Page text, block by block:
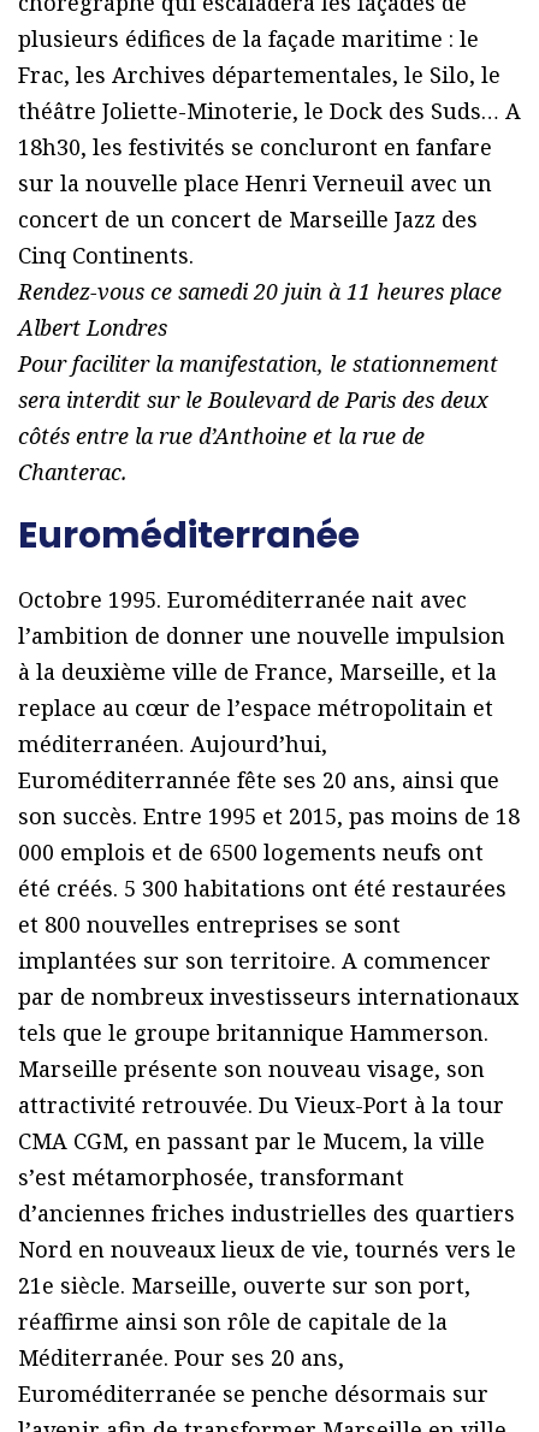
plusieurs édifices de la façade maritime : le
Frac, les Archives départementales, le Silo, le
théâtre Joliette-Minoterie, le Dock des Suds… A
18h30, les festivités se concluront en fanfare
sur la nouvelle place Henri Verneuil avec un
concert de un concert de Marseille Jazz des
Cinq Continents.
Rendez-vous ce samedi 20 juin à 11 heures place
Albert Londres
Pour faciliter la manifestation, le stationnement
sera interdit sur le Boulevard de Paris des deux
côtés entre la rue d’Anthoine et la rue de
Chanterac.
Euroméditerranée
Octobre 1995. Euroméditerranée nait avec
lʼambition de donner une nouvelle impulsion
à la deuxième ville de France, Marseille, et la
replace au cœur de lʼespace métropolitain et
méditerranéen. Aujourdʼhui,
Euroméditerrannée fête ses 20 ans, ainsi que
son succès. Entre 1995 et 2015, pas moins de 18
000 emplois et de 6500 logements neufs ont
été créés. 5 300 habitations ont été restaurées
et 800 nouvelles entreprises se sont
implantées sur son territoire. A commencer
par de nombreux investisseurs internationaux
tels que le groupe britannique Hammerson.
Marseille présente son nouveau visage, son
attractivité retrouvée. Du Vieux-Port à la tour
CMA CGM, en passant par le Mucem, la ville
sʼest métamorphosée, transformant
dʼanciennes friches industrielles des quartiers
Nord en nouveaux lieux de vie, tournés vers le
21e siècle. Marseille, ouverte sur son port,
réaffirme ainsi son rôle de capitale de la
Méditerranée. Pour ses 20 ans,
Euroméditerranée se penche désormais sur